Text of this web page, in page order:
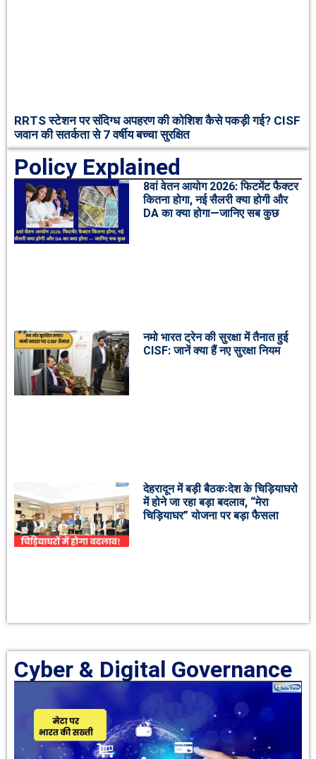
RRTS स्टेशन पर संदिग्ध अपहरण की कोशिश कैसे पकड़ी गई? CISF
जवान की सतर्कता से 7 वर्षीय बच्चा सुरक्षित
Policy Explained
8वां वेतन आयोग 2026: फिटमेंट फैक्टर
कितना होगा, नई सैलरी क्या होगी और
DA का क्या होगा—जानिए सब कुछ
नमो भारत ट्रेन की सुरक्षा में तैनात हुई
CISF: जानें क्या हैं नए सुरक्षा नियम
देहरादून में बड़ी बैठकःदेश के चिड़ियाघरो
में होने जा रहा बड़ा बदलाव, “मेरा
चिड़ियाघर” योजना पर बड़ा फैसला
Cyber & Digital Governance